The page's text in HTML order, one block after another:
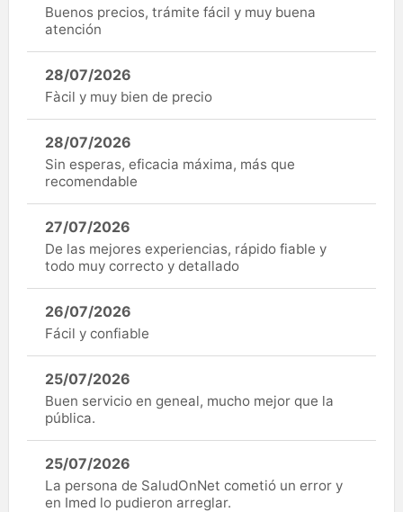
Buenos precios, trámite fácil y muy buena
atención
28/07/2026
Fàcil y muy bien de precio
28/07/2026
Sin esperas, eficacia máxima, más que
recomendable
27/07/2026
De las mejores experiencias, rápido fiable y
todo muy correcto y detallado
26/07/2026
Fácil y confiable
25/07/2026
Buen servicio en geneal, mucho mejor que la
pública.
25/07/2026
La persona de SaludOnNet cometió un error y
en Imed lo pudieron arreglar.